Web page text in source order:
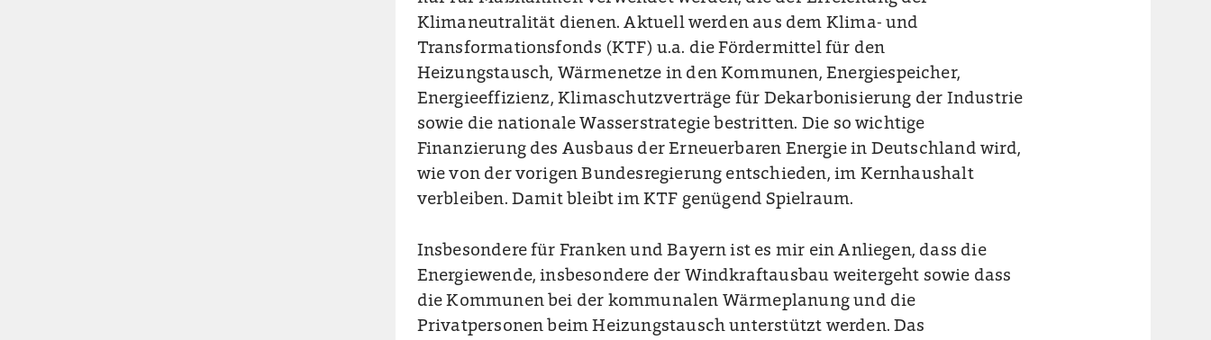
Klimaneutralität dienen. Aktuell werden aus dem Klima- und
Transformationsfonds (KTF) u.a. die Fördermittel für den
Heizungstausch, Wärmenetze in den Kommunen, Energiespeicher,
Energieeffizienz, Klimaschutzverträge für Dekarbonisierung der Industrie
sowie die nationale Wasserstrategie bestritten. Die so wichtige
Finanzierung des Ausbaus der Erneuerbaren Energie in Deutschland wird,
wie von der vorigen Bundesregierung entschieden, im Kernhaushalt
verbleiben. Damit bleibt im KTF genügend Spielraum.
Insbesondere für Franken und Bayern ist es mir ein Anliegen, dass die
Energiewende, insbesondere der Windkraftausbau weitergeht sowie dass
die Kommunen bei der kommunalen Wärmeplanung und die
Privatpersonen beim Heizungstausch unterstützt werden. Das